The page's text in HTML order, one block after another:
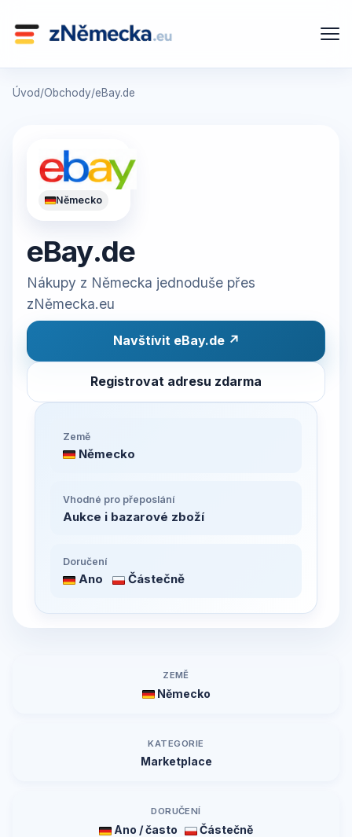
Úvod/Obchody/eBay.de
Německo
eBay.de
Nákupy z Německa jednoduše přes
zNěmecka.eu
Navštívit eBay.de ↗
Registrovat adresu zdarma
Země
Německo
Vhodné pro přeposlání
Aukce i bazarové zboží
Doručení
Ano Částečně
ZEMĚ
Německo
KATEGORIE
Marketplace
DORUČENÍ
Ano / často Částečně